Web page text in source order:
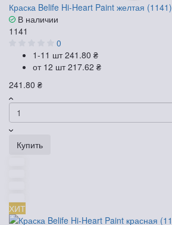
Краска Belife Hi-Heart Paint желтая (1141)
В наличии
1141
0
1-11 шт241.80 ₴
от 12 шт217.62 ₴
241.80 ₴
Купить
ХИТ